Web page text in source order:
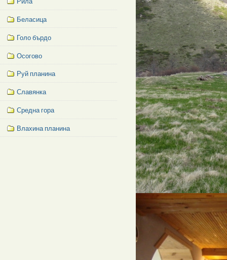
Беласица
Голо бърдо
Осогово
Руй планина
Славянка
Средна гора
Влахина планина